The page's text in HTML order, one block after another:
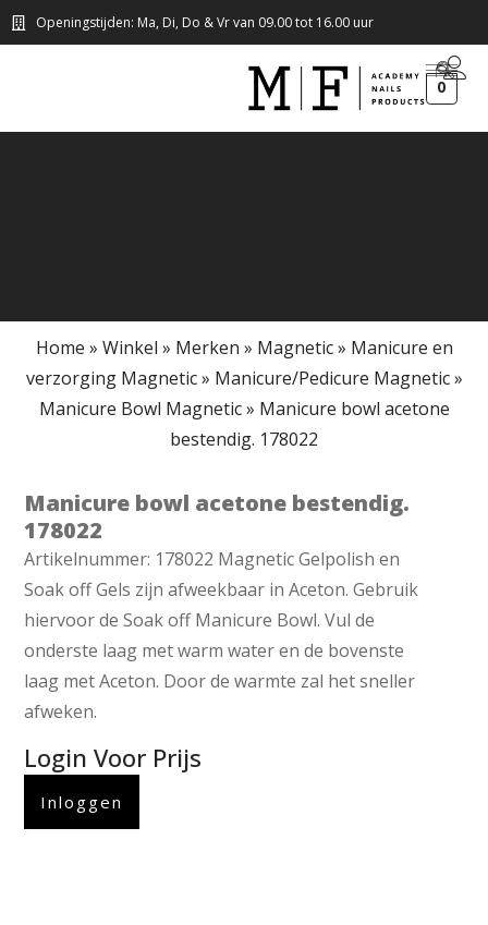
Openingstijden: Ma, Di, Do & Vr van 09.00 tot 16.00 uur
0
Home » Winkel » Merken » Magnetic» Manicure en
verzorging Magnetic» Manicure/Pedicure Magnetic»
Manicure Bowl Magnetic» Manicure bowl acetone
bestendig. 178022
Manicure bowl acetone bestendig.
178022
Artikelnummer: 178022 Magnetic Gelpolish en
Soak off Gels zijn afweekbaar in Aceton. Gebruik
hiervoor de Soak off Manicure Bowl. Vul de
onderste laag met warm water en de bovenste
laag met Aceton. Door de warmte zal het sneller
afweken.
Login Voor Prijs
Inloggen